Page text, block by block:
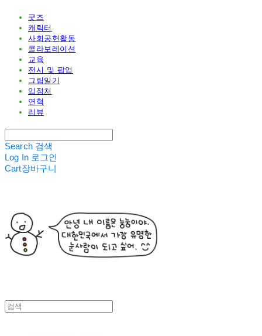
굿즈
캐릭터
사회공헌활동
콜라보레이션
교육
전시 및 팝업
그림일기
입점처
연혁
리뷰
Search 검색
Log In 로그인
Cart장바구니